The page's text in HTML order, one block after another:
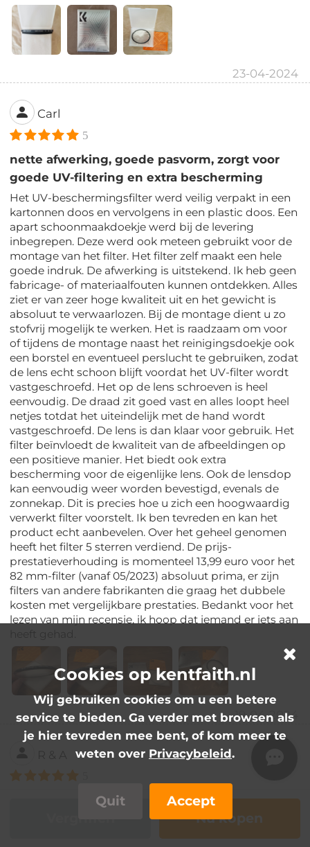
23-04-2024
Carl
5
nette afwerking, goede pasvorm, zorgt voor
goede UV-filtering en extra bescherming
Het UV-beschermingsfilter werd veilig verpakt in een
kartonnen doos en vervolgens in een plastic doos. Een
apart schoonmaakdoekje werd bij de levering
inbegrepen. Deze werd ook meteen gebruikt voor de
montage van het filter. Het filter zelf maakt een hele
goede indruk. De afwerking is uitstekend. Ik heb geen
fabricage- of materiaalfouten kunnen ontdekken. Alles
ziet er van zeer hoge kwaliteit uit en het gewicht is
absoluut te verwaarlozen. Bij de montage dient u zo
stofvrij mogelijk te werken. Het is raadzaam om voor
of tijdens de montage naast het reinigingsdoekje ook
een borstel en eventueel perslucht te gebruiken, zodat
de lens echt schoon blijft voordat het UV-filter wordt
vastgeschroefd. Het op de lens schroeven is heel
eenvoudig. De draad zit goed vast en alles loopt heel
netjes totdat het uiteindelijk met de hand wordt
vastgeschroefd. De lens is dan klaar voor gebruik. Het
filter beïnvloedt de kwaliteit van de afbeeldingen op
een positieve manier. Het biedt ook extra
bescherming voor de eigenlijke lens. Ook de lensdop
kan eenvoudig weer worden bevestigd, evenals de
zonnekap. Dit is precies hoe u zich een hoogwaardig
verwerkt filter voorstelt. Ik ben tevreden en kan het
product echt aanbevelen. Over het geheel genomen
heeft het filter 5 sterren verdiend. De prijs-
prestatieverhouding is momenteel 13,99 euro voor het
82 mm-filter (vanaf 05/2023) absoluut prima, er zijn
filters van andere fabrikanten die graag het dubbele
kosten met vergelijkbare prestaties. Bedankt voor het
lezen van mijn recensie, ik hoop dat iemand er iets aan
19-04-2024
Prijs & prestatie TOP
Het UV-filter is een goede oplossing om meer kleur en
meer details uit normale foto's te halen waar de zon al
Nu kopen
Cookies op kentfaith.nl
Wij gebruiken cookies om u een betere
service te bieden. Ga verder met browsen als
je hier tevreden mee bent, of kom meer te
weten over Privacybeleid.
Quit Accept